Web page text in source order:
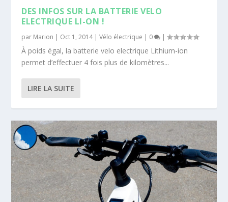
DES INFOS SUR LA BATTERIE VELO
ELECTRIQUE LI-ON !
par Marion | Oct 1, 2014|Vélo électrique | 0 |
À poids égal, la batterie velo electrique Lithium-ion
permet d’effectuer 4 fois plus de kilomètres...
LIRE LA SUITE